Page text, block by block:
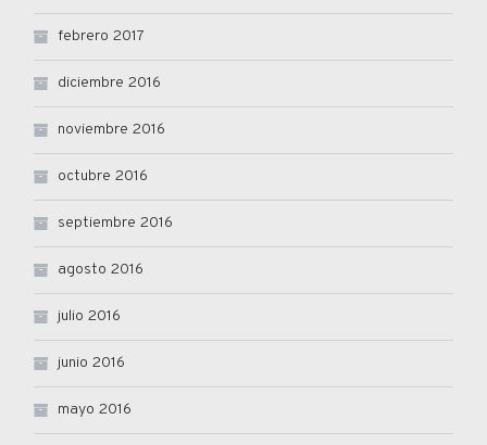
febrero 2017
diciembre 2016
noviembre 2016
octubre 2016
septiembre 2016
agosto 2016
julio 2016
junio 2016
mayo 2016